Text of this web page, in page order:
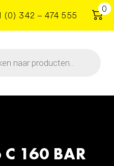
(0) 342 – 474 555
0
160 BAR